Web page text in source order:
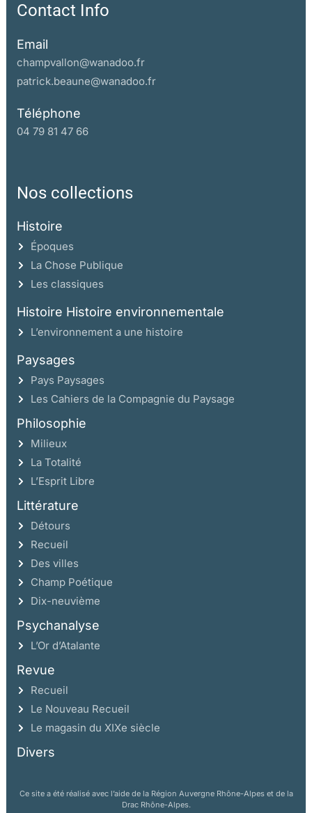
Contact Info
Email
champvallon@wanadoo.fr
patrick.beaune@wanadoo.fr
Téléphone
04 79 81 47 66
Nos collections
Histoire
Époques
La Chose Publique
Les classiques
Histoire Histoire environnementale
L’environnement a une histoire
Paysages
Pays Paysages
Les Cahiers de la Compagnie du Paysage
Philosophie
Milieux
La Totalité
L’Esprit Libre
Littérature
Détours
Recueil
Des villes
Champ Poétique
Dix-neuvième
Psychanalyse
L’Or d’Atalante
Revue
Recueil
Le Nouveau Recueil
Le magasin du XIXe siècle
Divers
Ce site a été réalisé avec l’aide de la Région Auvergne Rhône-Alpes et de la
Drac Rhône-Alpes.